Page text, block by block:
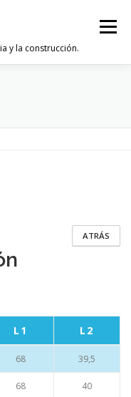
y la construcción.
Menú
ATRÁS
L1 L2
68 39,5
68 40